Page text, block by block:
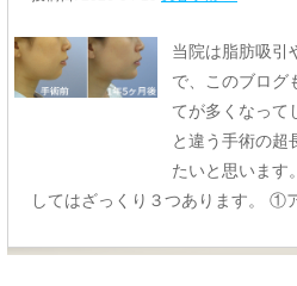
当院は脂肪吸引
で、このブログ
てが多くなって
と違う手術の超
たいと思います
してはざっくり３つあります。 ①